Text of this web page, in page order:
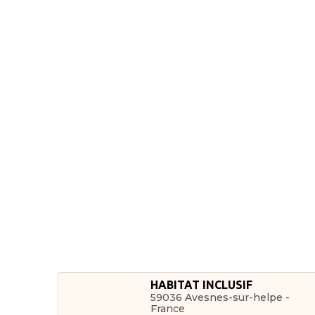
HABITAT INCLUSIF
59036 Avesnes-sur-helpe -
France